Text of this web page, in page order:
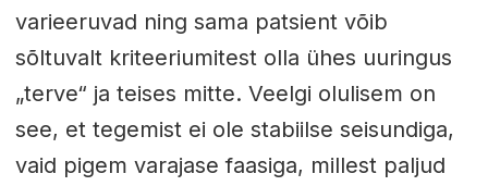
varieeruvad ning sama patsient võib
sõltuvalt kriteeriumitest olla ühes uuringus
„terve“ ja teises mitte. Veelgi olulisem on
see, et tegemist ei ole stabiilse seisundiga,
vaid pigem varajase faasiga, millest paljud